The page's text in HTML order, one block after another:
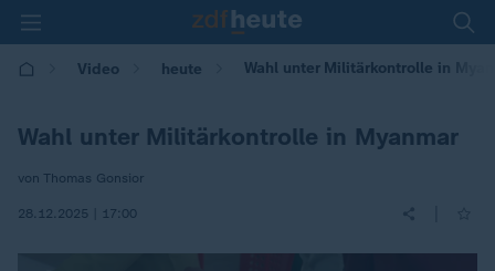
Video heute Wahl unter Militärkontrolle in
Wahl unter Militärkontrolle in Myanmar
von Thomas Gonsior
28.12.2025 | 17:00